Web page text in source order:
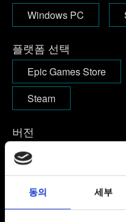
동의 세부
Windows PC
플랫폼 선택
Epic Games Store
Steam
버전
게임을 시작한 후, 메인 메
넘버를 확인할 수 있습니다.
하단에서 버전 넘버를 확인
2.31 (최신)